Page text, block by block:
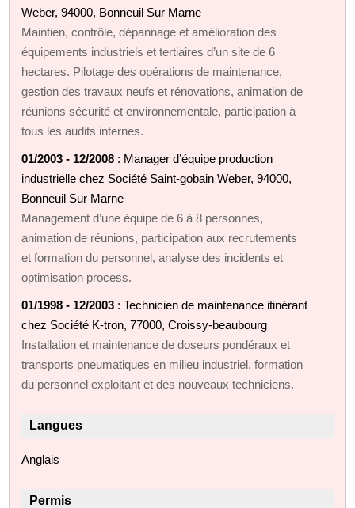
Weber, 94000, Bonneuil Sur Marne
Maintien, contrôle, dépannage et amélioration des
équipements industriels et tertiaires d’un site de 6
hectares. Pilotage des opérations de maintenance,
gestion des travaux neufs et rénovations, animation de
réunions sécurité et environnementale, participation à
tous les audits internes.
01/2003 - 12/2008 : Manager d’équipe production
industrielle chez Société Saint-gobain Weber, 94000,
Bonneuil Sur Marne
Management d’une équipe de 6 à 8 personnes,
animation de réunions, participation aux recrutements
et formation du personnel, analyse des incidents et
optimisation process.
01/1998 - 12/2003 : Technicien de maintenance itinérant
chez Société K-tron, 77000, Croissy-beaubourg
Installation et maintenance de doseurs pondéraux et
transports pneumatiques en milieu industriel, formation
du personnel exploitant et des nouveaux techniciens.
Langues
Anglais
Permis